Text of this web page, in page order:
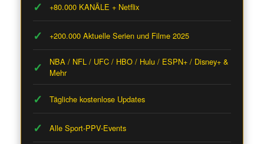
+80.000 KANÄLE + Netflix
+200.000 Aktuelle Serien und Filme 2025
NBA / NFL / UFC / HBO / Hulu / ESPN+ / Disney+ &
Mehr
Tägliche kostenlose Updates
Alle Sport-PPV-Events